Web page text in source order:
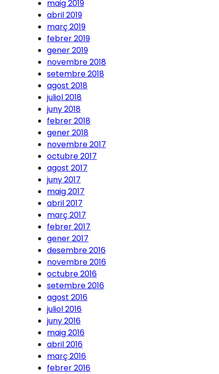
maig 2019
abril 2019
març 2019
febrer 2019
gener 2019
novembre 2018
setembre 2018
agost 2018
juliol 2018
juny 2018
febrer 2018
gener 2018
novembre 2017
octubre 2017
agost 2017
juny 2017
maig 2017
abril 2017
març 2017
febrer 2017
gener 2017
desembre 2016
novembre 2016
octubre 2016
setembre 2016
agost 2016
juliol 2016
juny 2016
maig 2016
abril 2016
març 2016
febrer 2016